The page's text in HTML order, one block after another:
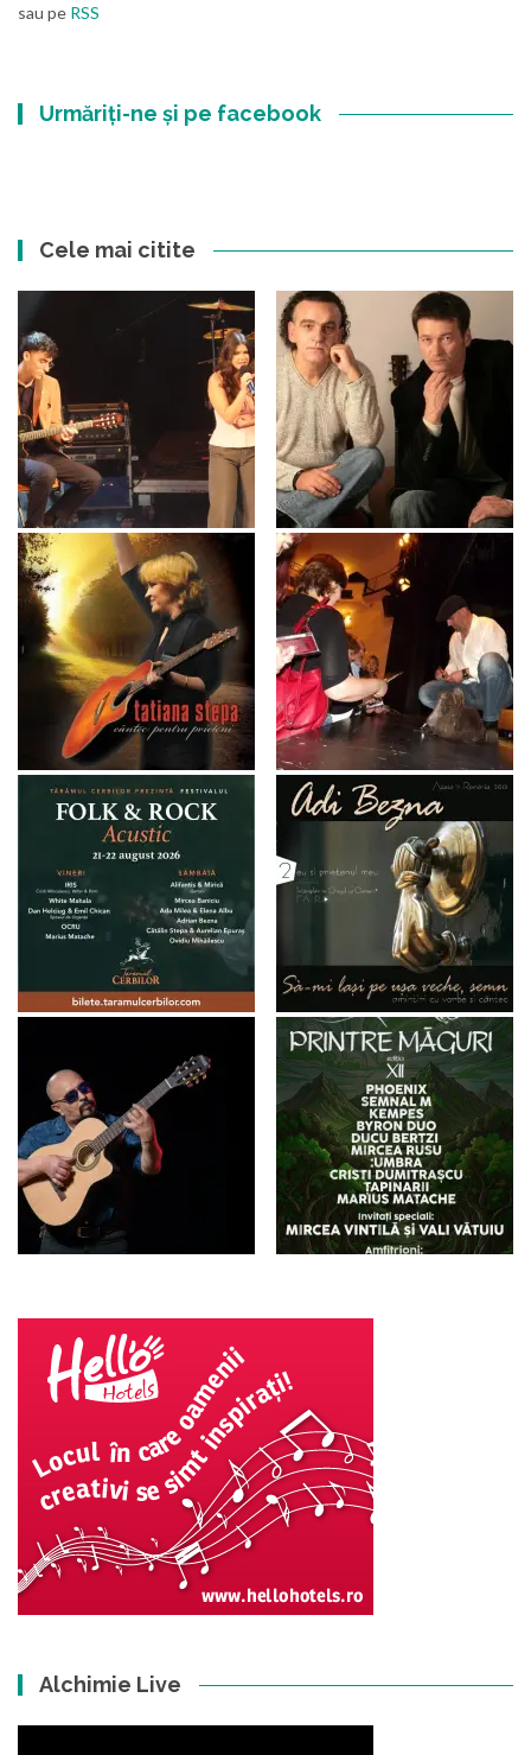
sau pe RSS
Urmăriți-ne și pe facebook
Cele mai citite
Alchimie Live